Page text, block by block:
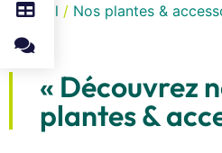
Accueil / Nos plantes &
« Découvrez
plantes &